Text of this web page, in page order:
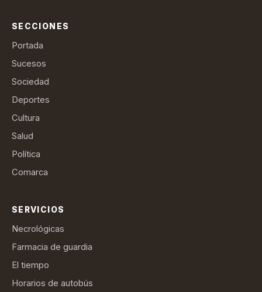
SECCIONES
Portada
Sucesos
Sociedad
Deportes
Cultura
Salud
Política
Comarca
SERVICIOS
Necrológicas
Farmacia de guardia
El tiempo
Horarios de autobús